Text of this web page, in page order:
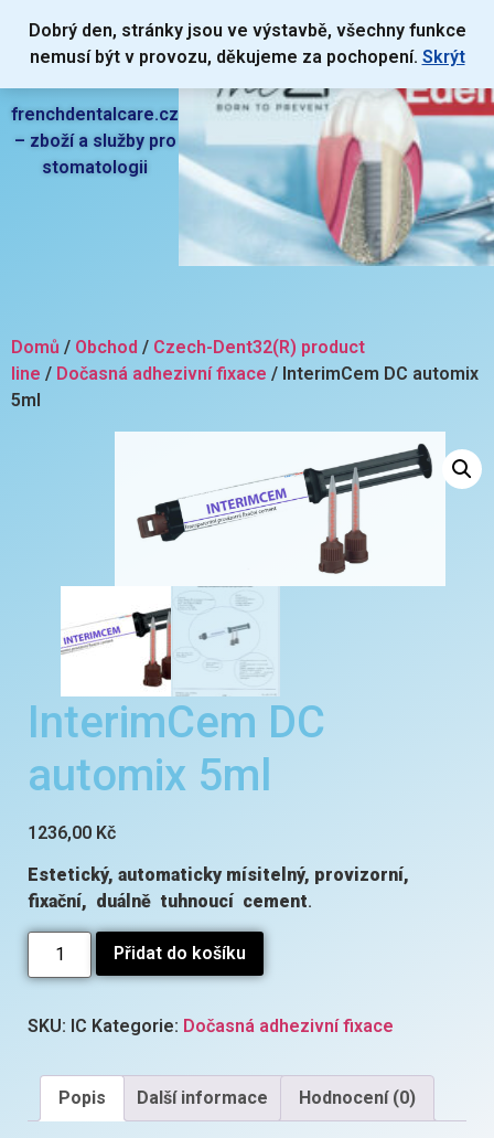
Dobrý den, stránky jsou ve výstavbě, všechny funkce
nemusí být v provozu, děkujeme za pochopení. Skrýt
frenchdentalcare.cz
– zboží a služby pro
stomatologii
Domů / Obchod / Czech-Dent32(R) product
line / Dočasná adhezivní fixace / InterimCem DC automix
5ml
InterimCem DC
automix 5ml
1236,00 Kč
Estetický, automaticky mísitelný, provizorní,
fixační, duálně tuhnoucí cement.
Přidat do košíku
SKU: IC Kategorie: Dočasná adhezivní fixace
Popis Další informace Hodnocení (0)